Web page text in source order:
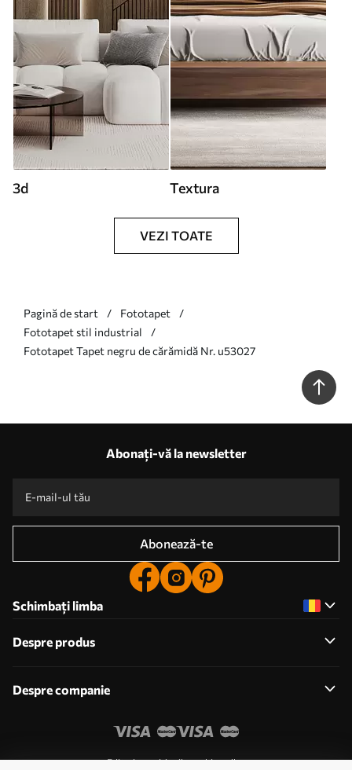
3d Textura
VEZI TOATE
Pagină de start
Fototapet
Fototapet stil industrial
Fototapet Tapet negru de cărămidă Nr. u53027
Abonați-vă la newsletter
Abonează-te
Schimbați limba
Despre produs
Despre companie
Editați permisiunile cookie-urilor